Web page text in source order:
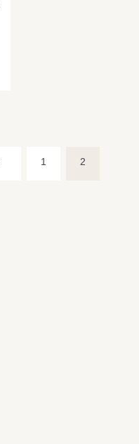
1 2